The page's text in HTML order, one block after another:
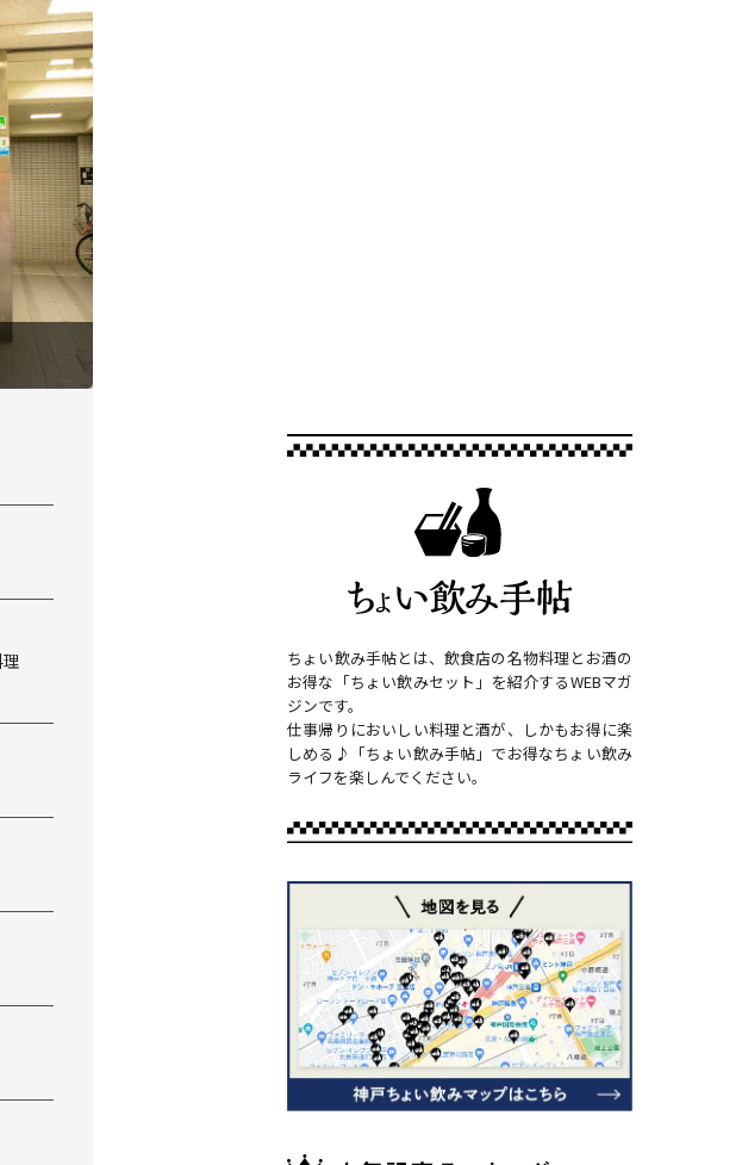
ちょい飲み手帖とは、飲食店の名物料理とお酒の
お得な「ちょい飲みセット」を紹介するWEBマガ
ジンです。
仕事帰りにおいしい料理と酒が、しかもお得に楽
しめる♪「ちょい飲み手帖」でお得なちょい飲み
ライフを楽しんでください。